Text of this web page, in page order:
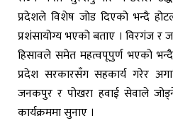
प्रदेशले विशेष जोड दिएको भन्दै
प्रशंसायोग्य भएको बताए । विरगंज र
हिसावले समेत महत्वपूपुर्ण भएको
प्रदेश सरकारसँग सहकार्य गरेर
जनकपुर र पोखरा हवाई सेवाले
कार्यक्रममा सुनाए ।